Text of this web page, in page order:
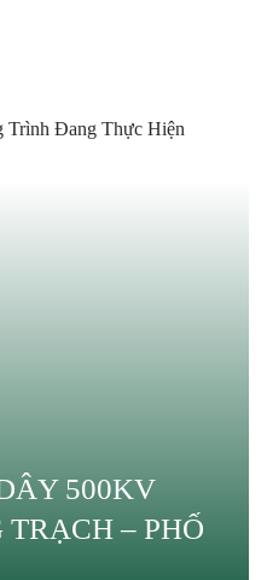
Trình Đang Thực Hiện
500KV
– PHỐ